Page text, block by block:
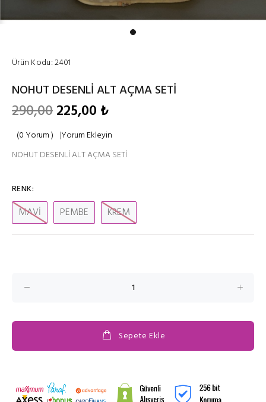
Ürün Kodu:2401
NOHUT DESENLİ ALT AÇMA SETİ
290,00225,00 ₺
(0 Yorum ) |Yorum Ekleyin
NOHUT DESENLİ ALT AÇMA SETİ
RENK:
MAVİ PEMBE KREM
Sepete Ekle